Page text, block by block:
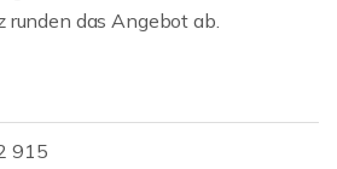
das Angebot ab.
915